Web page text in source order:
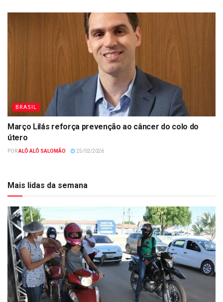
BRASIL
Março Lilás reforça prevenção ao câncer do colo do
útero
PORALÔ ALÔ SALOMÃO 25/02/2026
Mais lidas da semana